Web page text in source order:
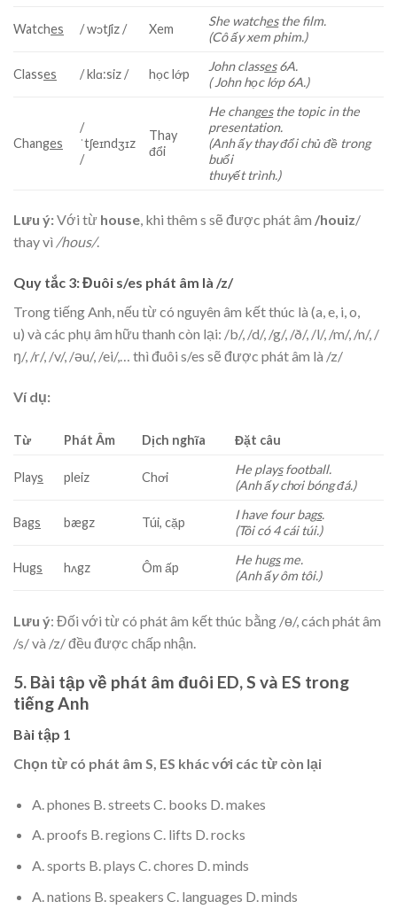
Watches / wɔtʃiz / Xem
She watchesthe film.
(Cô ấy xem phim.)
Classes / klɑ:siz / học lớp
John classes6A.
( John học lớp 6A.)
Changes
/
ˈtʃeɪndʒɪz
/
Thay
đổi
He changesthe topic in the
presentation.
(Anh ấy thay đổi chủ đề trong
buổi
thuyết trình.)
Lưu ý:Với từ house, khi thêm s sẽ được phát âm /houiz/
thay vì /hous/.
Quy tắc 3: Đuôi s/es phát âm là /z/
Trong tiếng Anh, nếu từ có nguyên âm kết thúc là (a, e, i, o,
u) và các phụ âm hữu thanh còn lại: /b/, /d/, /g/, /ð/, /l/, /m/, /n/, /
ŋ/, /r/, /v/, /әu/, /ei/,… thì đuôi s/es sẽ được phát âm là /z/
Ví dụ:
Từ Phát Âm Dịch nghĩa Đặt câu
Plays pleiz Chơi
He playsfootball.
(Anh ấy chơi bóng đá.)
Bags bægz Túi, cặp
I have four bags.
(Tôi có 4 cái túi.)
Hugs hʌgz Ôm ấp
He hugsme.
(Anh ấy ôm tôi.)
Lưu ý: Đối với từ có phát âm kết thúc bằng /ө/, cách phát âm
/s/ và /z/ đều được chấp nhận.
5. Bài tập về phát âm đuôi ED, S và ES trong
tiếng Anh
Bài tập 1
Chọn từ có phát âm S, ES khác với các từ còn lại
A. phones B. streets C. books D. makes
A. proofs B. regions C. lifts D. rocks
A. sports B. plays C. chores D. minds
A. nations B. speakers C. languages D. minds